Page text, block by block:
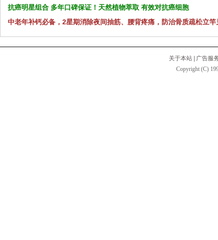
抗癌明星组合 多年口碑保证！天然植物萃取 有效对抗癌细胞
中老年补钙必备，2星期消除夜间抽筋、腰背疼痛，防治骨质疏松立竿
关于本站
广告服
Copyright (C)